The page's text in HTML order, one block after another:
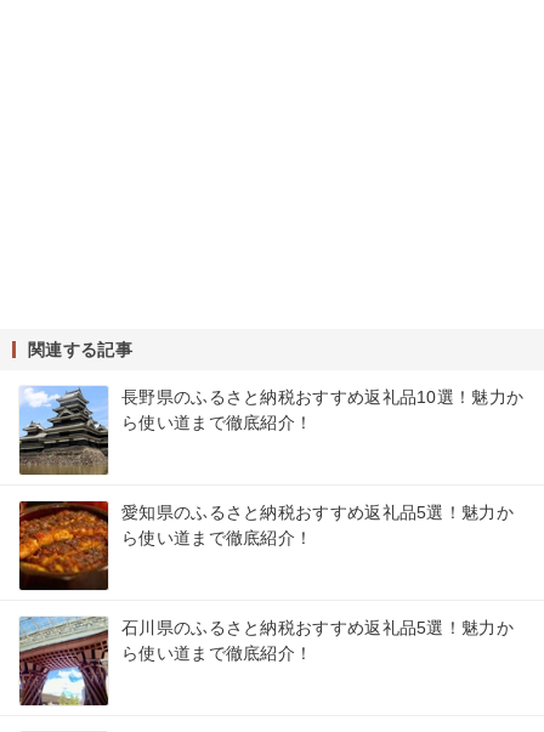
関連する記事
長野県のふるさと納税おすすめ返礼品10選！魅力か
ら使い道まで徹底紹介！
愛知県のふるさと納税おすすめ返礼品5選！魅力か
ら使い道まで徹底紹介！
石川県のふるさと納税おすすめ返礼品5選！魅力か
ら使い道まで徹底紹介！